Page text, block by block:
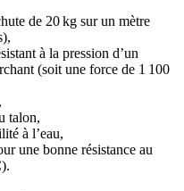
de 20 kg sur un mètre
à la pression d’un
(soit une force de 1 100
talon,
à l’eau,
une bonne résistance au